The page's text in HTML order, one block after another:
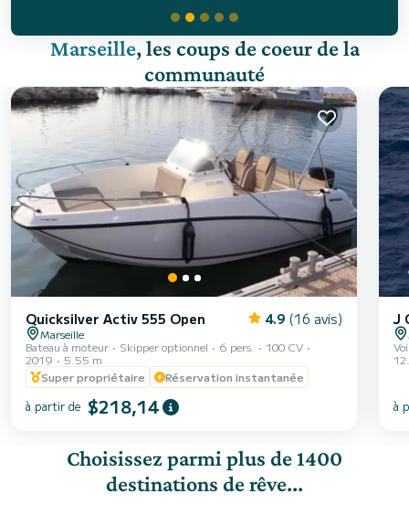
Marseille, les coups de coeur de la
communauté
Quicksilver Activ 555 Open 4.9 (16 avis)
Marseille
Bateau à moteur
Skipper optionnel 6 pers.
100 CV
2019
5.55 m
Super propriétaire
Réservation instantanée
à partir de $218,14
J
à
Choisissez parmi plus de 1400
destinations de rêve...